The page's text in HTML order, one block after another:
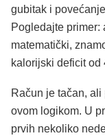
gubitak i
Pogledajte primer:
matematički,
kalorijski deficit od
Račun je tačan,
ovom logikom. U
prvih nekoliko